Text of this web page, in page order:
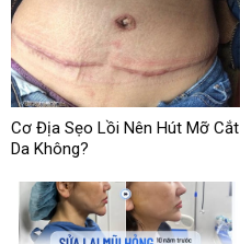
Cơ Địa Sẹo Lồi Nên Hút Mỡ Cắt
Da Không?